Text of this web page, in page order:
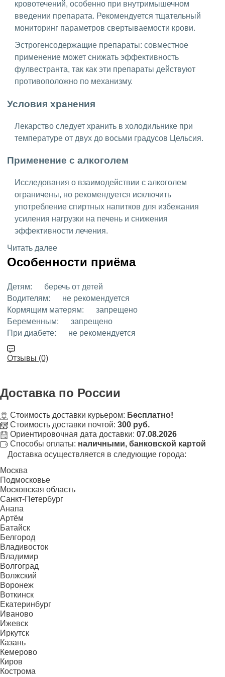
кровотечений, особенно при внутримышечном
введении препарата. Рекомендуется тщательный
мониторинг параметров свертываемости крови.
Эстрогенсодержащие препараты: совместное
применение может снижать эффективность
фулвестранта, так как эти препараты действуют
противоположно по механизму.
Условия хранения
Лекарство следует хранить в холодильнике при
температуре от двух до восьми градусов Цельсия.
Применение с алкоголем
Исследования о взаимодействии с алкоголем
ограничены, но рекомендуется исключить
употребление спиртных напитков для избежания
усиления нагрузки на печень и снижения
эффективности лечения.
Читать далее
Особенности приёма
Детям:
беречь от детей
Водителям:
не рекомендуется
Кормящим матерям:
запрещено
Беременным:
запрещено
При диабете:
не рекомендуется
Отзывы (0)
Доставка по России
Стоимость доставки курьером: Бесплатно!
Стоимость доставки почтой: 300 руб.
Ориентировочная дата доставки: 07.08.2026
Способы оплаты: наличными, банковской картой
Доставка осуществляется в следующие города:
Москва
Подмосковье
Московская область
Санкт-Петербург
Анапа
Артём
Батайск
Белгород
Владивосток
Владимир
Волгоград
Волжский
Воронеж
Воткинск
Екатеринбург
Иваново
Ижевск
Иркутск
Казань
Кемерово
Киров
Кострома